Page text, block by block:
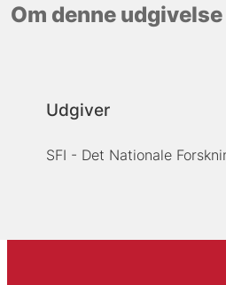
Om denne udgivelse
Udgiver
SFI - Det Nationale